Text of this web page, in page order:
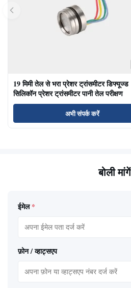
19 मिमी तेल से भरा प्रेशर ट्रांसमीटर डिफ्यूज्ड
सिलिकॉन प्रेशर ट्रांसमीटर पानी तेल परीक्षण
अभी संपर्क करें
बोली मांगें
ईमेल *
फ़ोन / व्हाट्सएप